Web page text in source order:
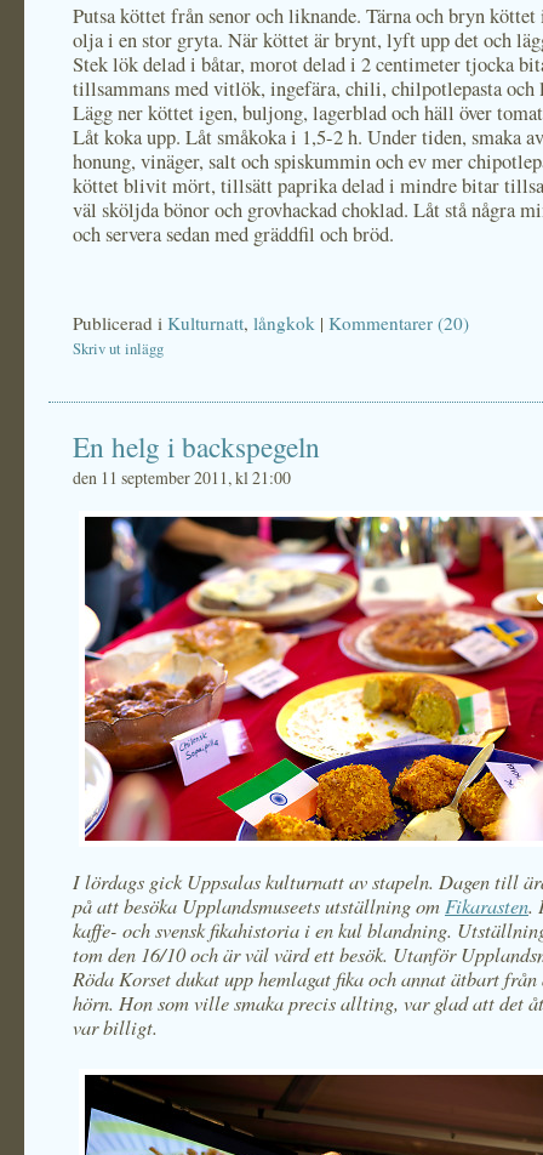
Putsa köttet från senor och liknande. Tärna och bryn
olja i en stor gryta. När köttet är brynt, lyft upp det och
Stek lök delad i båtar, morot delad i 2 centimeter tjocka
tillsammans med vitlök, ingefära, chili, chilpotlepasta
Lägg ner köttet igen, buljong, lagerblad och häll över
Låt koka upp. Låt småkoka i 1,5-2 h. Under tiden, smaka
honung, vinäger, salt och spiskummin och ev mer
köttet blivit mört, tillsätt paprika delad i mindre bitar
väl sköljda bönor och grovhackad choklad. Låt stå några
och servera sedan med gräddfil och bröd.
Publicerad i Kulturnatt, långkok | Kommentarer (20)
Skriv ut inlägg
En helg i backspegeln
den 11 september 2011, kl 21:00
I lördags gick Uppsalas kulturnatt av stapeln. Dagen till
på att besöka Upplandsmuseets utställning om Fikarasten.
kaffe- och svensk fikahistoria i en kul blandning.
tom den 16/10 och är väl värd ett besök. Utanför
Röda Korset dukat upp hemlagat fika och annat ätbart
hörn. Hon som ville smaka precis allting, var glad att det
var billigt.